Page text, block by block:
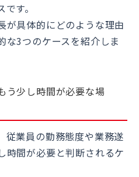
す。
が具体的にどのような理由
な3つのケースを紹介しま
う少し時間が必要な場
従業員の勤務態度や業務遂
時間が必要と判断されるケ